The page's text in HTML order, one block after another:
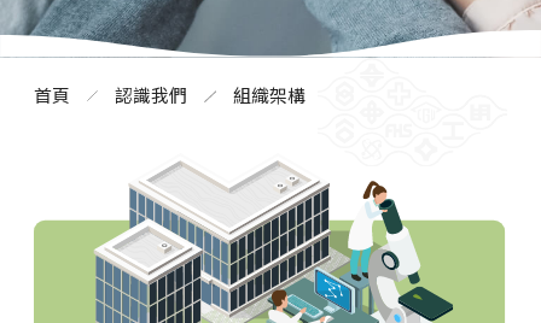
首頁 認識我們 組織架構